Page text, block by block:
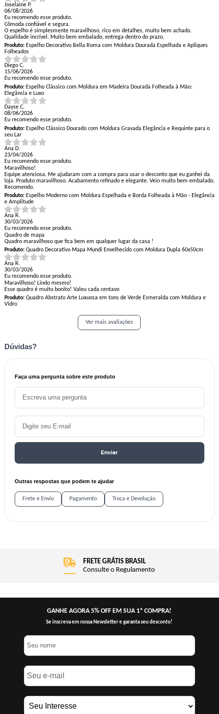
Joselaine P.
06/08/2026
Eu recomendo esse produto.
Cômoda confiável e segura.
O espelho é simplesmente maravilhoso, rico em detalhes, muito bem achado.
Qualidade incrível. Muito bem embalado, entrega dentro do prazo.
Produto:Espelho Decorativo Bella Roma com Moldura Dourada Espelhada e Apliques
Folheados
Diego C.
15/06/2026
Eu recomendo esse produto.
Produto:Espelho Clássico com Moldura em Madeira Dourada Folheada à Mão:
Elegância e Luxo
Dayse C.
08/06/2026
Eu recomendo esse produto.
Produto:Espelho Clássico Dourado com Moldura Gravada Elegância e Requinte para o
seu Lar
Ana D.
23/04/2026
Eu recomendo esse produto.
Maravilhoso!
Equipe atenciosa. Me ajudaram com a compra para usar o desconto que eu ganhei da
loja. Produto maravilhoso. Acabamento refinado e elegante. Veio muito bem embalado.
Recomendo.
Produto:Espelho Moderno com Moldura Espelhada e Borda Folheada à Mão - Elegância
e Amplitude
Ana R.
30/03/2026
Eu recomendo esse produto.
Quadro de mapa
Quadro maravilhoso que fica bem em qualquer lugar da casa !
Produto:Quadro Decorativo Mapa Mundi Envelhecido com Moldura Dupla 60x50cm
Ana R.
30/03/2026
Eu recomendo esse produto.
Maravilhoso! Lindo mesmo!
Esse quadro é muito bonito! Valeu cada centavo
Produto:Quadro Abstrato Arte Luxuosa em tons de Verde Esmeralda com Moldura e
Vidro
Ver mais avaliações
Dúvidas?
Faça uma pergunta sobre este produto
Enviar
Outras respostas que podem te ajudar
Frete e Envio Pagamento Troca e Devolução
FRETE GRÁTIS BRASIL
Consulte o Regulamento
GANHE AGORA 5% OFF EM SUA 1ª COMPRA!
Se inscreva em nossa Newsletter e garanta seu desconto!